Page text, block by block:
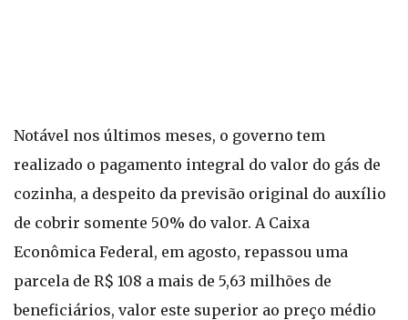
Notável nos últimos meses, o governo tem
realizado o pagamento integral do valor do gás de
cozinha, a despeito da previsão original do auxílio
de cobrir somente 50% do valor. A Caixa
Econômica Federal, em agosto, repassou uma
parcela de R$ 108 a mais de 5,63 milhões de
beneficiários, valor este superior ao preço médio